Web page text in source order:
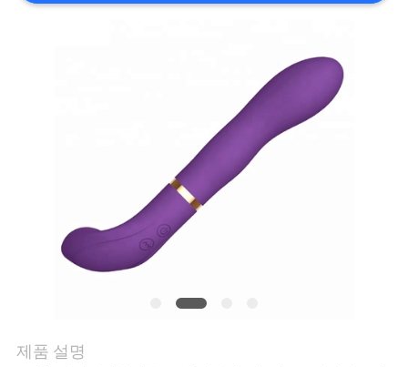
제품 설명